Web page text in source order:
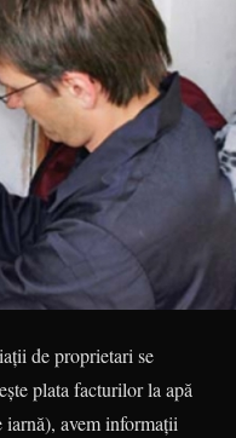
de proprietari se
plata facturilor la apă
iarnă), avem informații